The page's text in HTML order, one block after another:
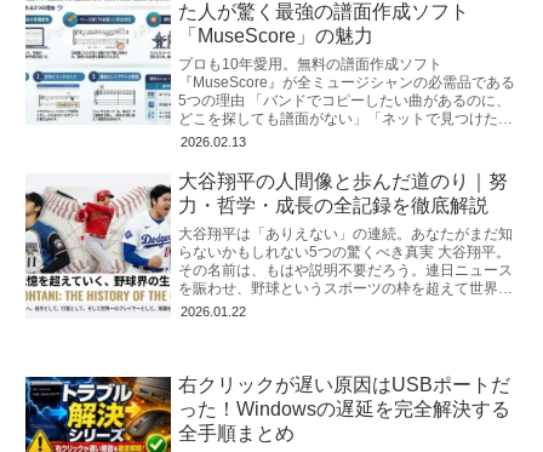
た人が驚く最強の譜面作成ソフト
「MuseScore」の魅力
プロも10年愛用。無料の譜面作成ソフト
『MuseScore』が全ミュージシャンの必需品である
5つの理由 「バンドでコピーしたい曲があるのに、
どこを探しても譜面がない」「ネットで見つけたコ
ード譜が簡素すぎて、リズムや構成が
2026.02.13
大谷翔平の人間像と歩んだ道のり｜努
力・哲学・成長の全記録を徹底解説
大谷翔平は「ありえない」の連続。あなたがまだ知
らないかもしれない5つの驚くべき真実 大谷翔平。
その名前は、もはや説明不要だろう。連日ニュース
を賑わせ、野球というスポーツの枠を超えて世界中
を熱狂させるスーパスター。私たちは
2026.01.22
右クリックが遅い原因はUSBポートだ
った！Windowsの遅延を完全解決する
全手順まとめ